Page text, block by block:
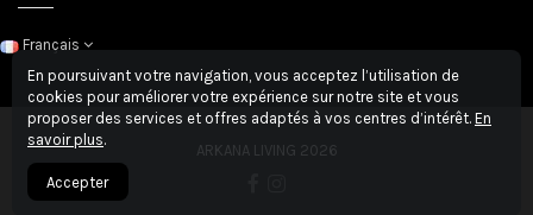
Français
ARKANA LIVING 2026
En poursuivant votre navigation, vous acceptez l’utilisation de
cookies pour améliorer votre expérience sur notre site et vous
proposer des services et offres adaptés à vos centres d’intérêt. En
savoir plus.
Accepter